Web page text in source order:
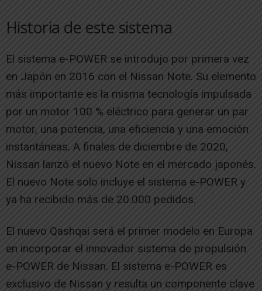
Historia de este sistema
El sistema e-POWER se introdujo por primera vez
en Japón en 2016 con el Nissan Note. Su elemento
más importante es la misma tecnología impulsada
por un motor 100 % eléctrico para generar un par
motor, una potencia, una eficiencia y una emoción
instantáneas. A finales de diciembre de 2020,
Nissan lanzó el nuevo Note en el mercado japonés.
El nuevo Note solo incluye el sistema e-POWER y
ya ha recibido más de 20.000 pedidos.
El nuevo Qashqai será el primer modelo en Europa
en incorporar el innovador sistema de propulsión
e-POWER de Nissan. El sistema e-POWER es
exclusivo de Nissan y resulta un componente clave